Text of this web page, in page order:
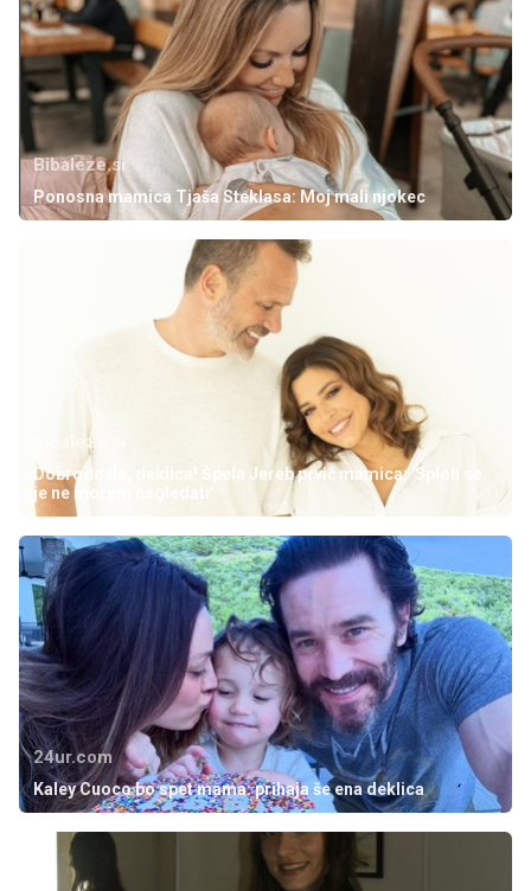
Bibaleze.si
Ponosna mamica Tjaša Steklasa: Moj mali njokec
Bibaleze.si
Dobrodošla, deklica! Špela Jereb prvič mamica: 'Sploh se
je ne morem nagledati'
24ur.com
Kaley Cuoco bo spet mama: prihaja še ena deklica